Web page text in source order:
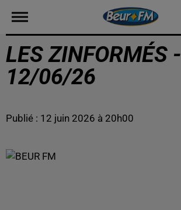
LES ZINFORMÉS -
12/06/26
Publié : 12 juin 2026 à 20h00